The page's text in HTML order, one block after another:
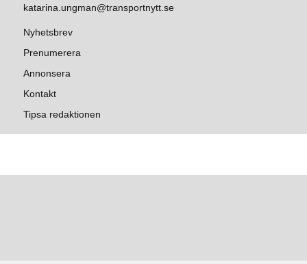
katarina.ungman@transportnytt.se
Nyhetsbrev
Prenumerera
Annonsera
Kontakt
Tipsa redaktionen